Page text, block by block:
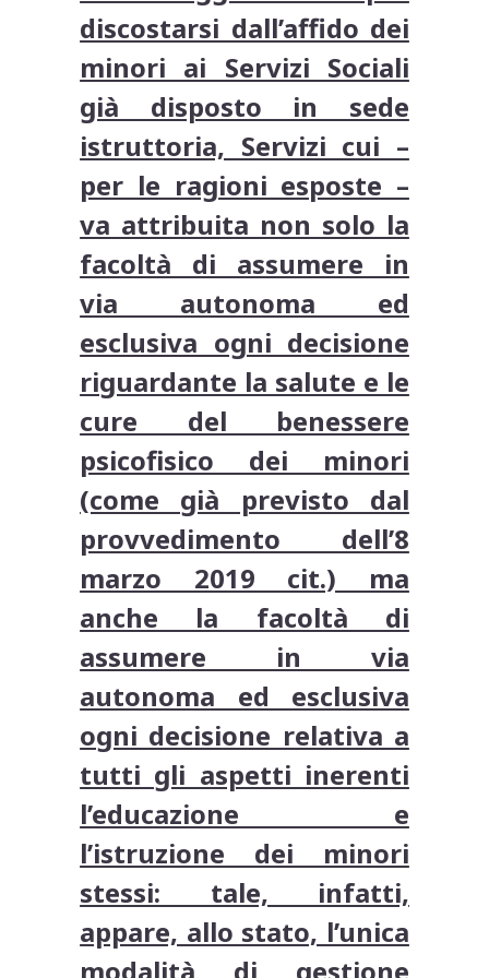
discostarsi dall’affido dei
minori ai Servizi Sociali
già disposto in sede
istruttoria, Servizi cui –
per le ragioni esposte –
va attribuita non solo la
facoltà di assumere in
via autonoma ed
esclusiva ogni decisione
riguardante la salute e le
cure del benessere
psicofisico dei minori
(come già previsto dal
provvedimento dell’8
marzo 2019 cit.) ma
anche la facoltà di
assumere in via
autonoma ed esclusiva
ogni decisione relativa a
tutti gli aspetti inerenti
l’educazione e
l’istruzione dei minori
stessi: tale, infatti,
appare, allo stato, l’unica